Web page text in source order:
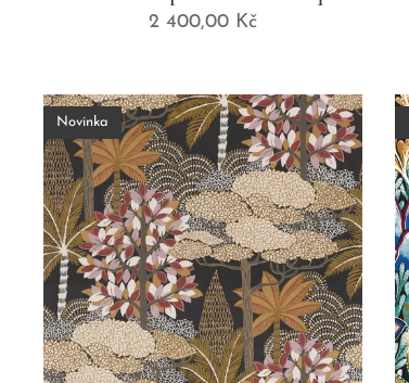
2 400,00Kč
Novinka